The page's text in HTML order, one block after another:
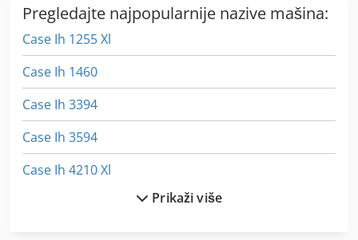
Pregledajte najpopularnije nazive mašina:
Case Ih 1255 Xl
Case Ih 1460
Case Ih 3394
Case Ih 3594
Case Ih 4210 Xl
Prikaži više